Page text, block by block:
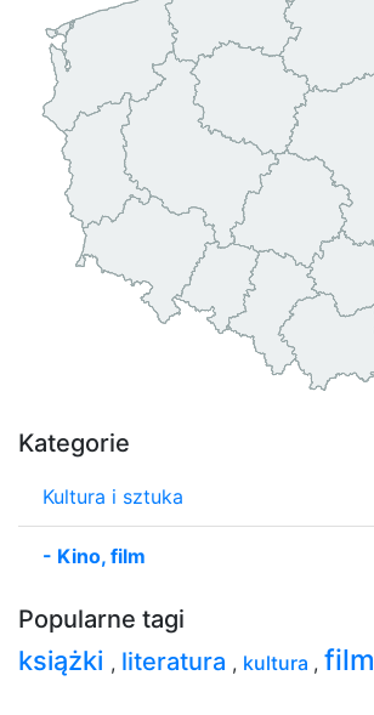
Kategorie
Kultura i sztuka
- Kino, film
Popularne tagi
książki , literatura , kultura , film